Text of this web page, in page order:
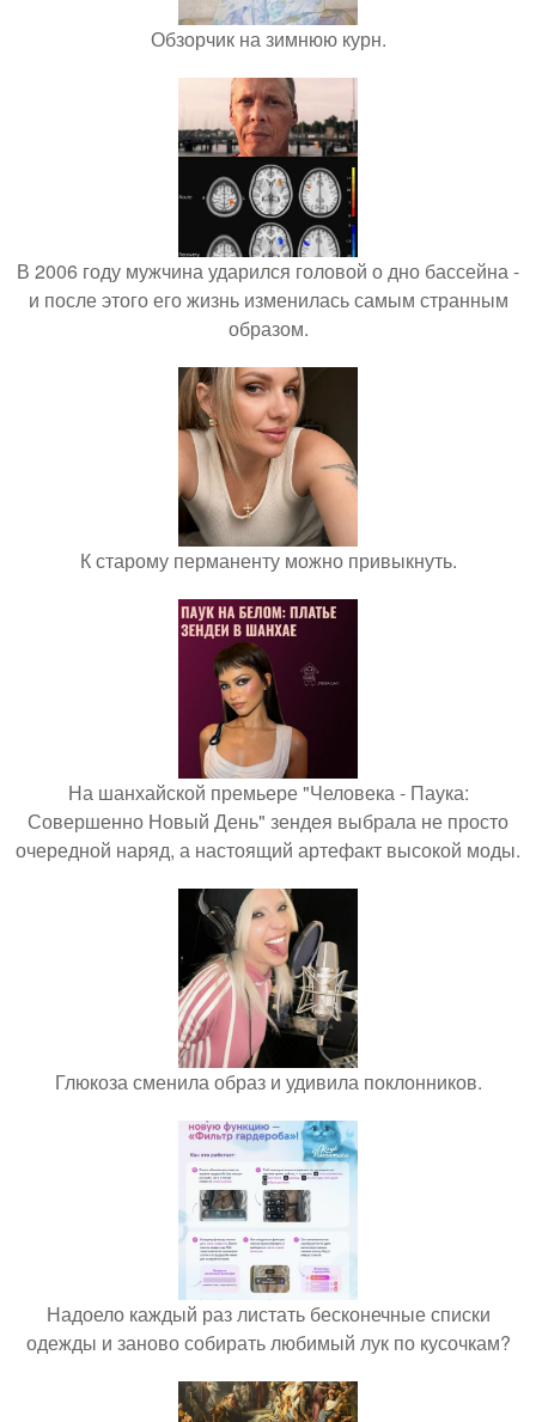
Обзорчик на зимнюю курн.
В 2006 году мужчина ударился головой о дно бассейна -
и после этого его жизнь изменилась самым странным
образом.
К старому перманенту можно привыкнуть.
На шанхайской премьере "Человека - Паука:
Совершенно Новый День" зендея выбрала не просто
очередной наряд, а настоящий артефакт высокой моды.
Глюкоза сменила образ и удивила поклонников.
Надоело каждый раз листать бесконечные списки
одежды и заново собирать любимый лук по кусочкам?